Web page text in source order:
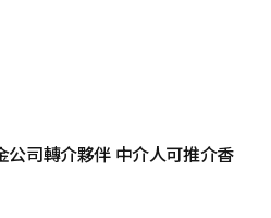
公司轉介夥伴 中介人可推介香